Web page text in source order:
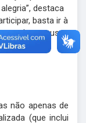
destaca
basta ir à
ser leve, o uso
água vai
não apenas de
(que inclui